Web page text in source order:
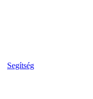
Segítség